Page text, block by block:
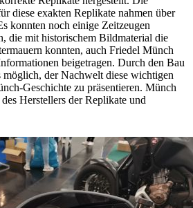
diese exakten Replikate nahmen über
konnten noch einige Zeitzeugen
die mit historischem Bildmaterial die
konnten, auch Friedel Münch
beigetragen. Durch den Bau
möglich, der Nachwelt diese wichtigen
Geschichte zu präsentieren. Münch
Herstellers der Replikate und